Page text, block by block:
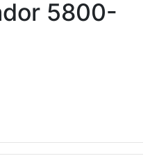
5800-